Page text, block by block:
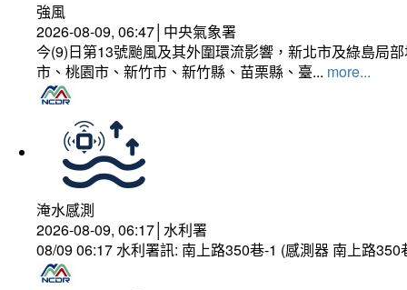
強風
2026-08-09, 06:47│中央氣象署
今(9)日第13號颱風及其外圍環流影響，新北市及綠島局
市、桃園市、新竹市、新竹縣、苗栗縣、臺... more...
淹水感測
2026-08-09, 06:17│水利署
08/09 06:17 水利署訊: 南上路350巷-1 (感測器 南上路